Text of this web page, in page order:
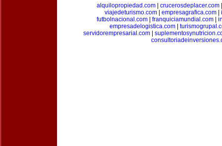
alquilopropiedad.com| crucerosdeplacer.com
viajedeturismo.com| empresagrafica.com|
futbolnacional.com
franquiciamundial.com
empresadelogistica.com
servidorempresarial.com